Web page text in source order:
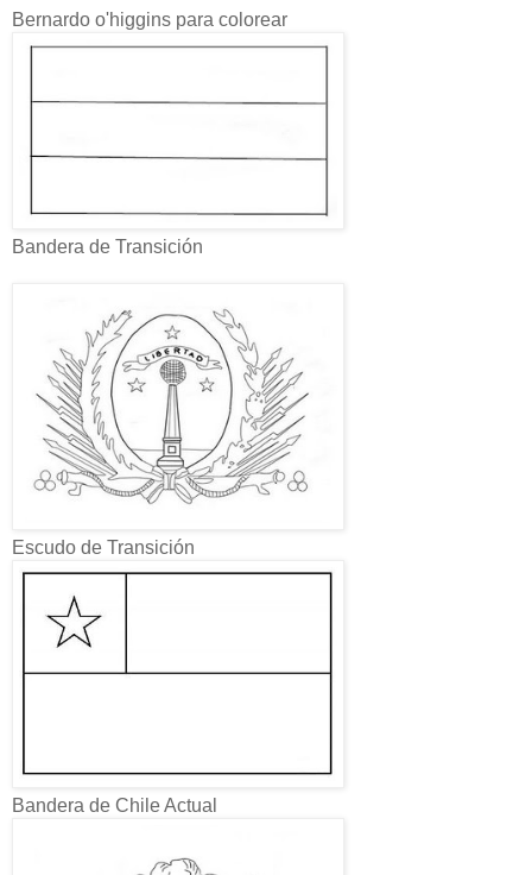
Bernardo o'higgins para colorear
Bandera de Transición
Escudo de Transición
Bandera de Chile Actual